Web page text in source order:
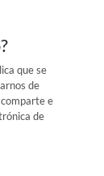
que se
de
e
de